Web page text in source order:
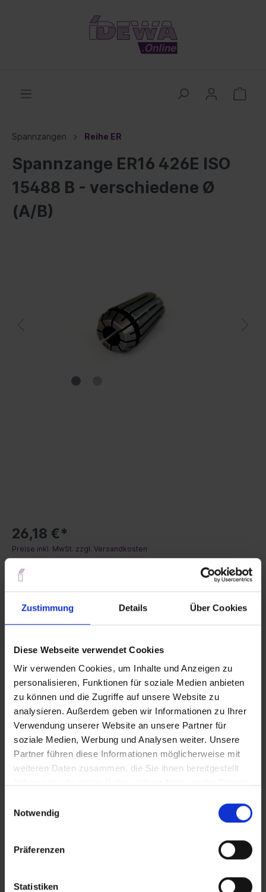
Zustimmung Details Über Cookies
Diese Webseite verwendet Cookies
Wir verwenden Cookies, um Inhalte und Anzeigen zu
personalisieren, Funktionen für soziale Medien anbieten
zu können und die Zugriffe auf unsere Website zu
analysieren. Außerdem geben wir Informationen zu Ihrer
Verwendung unserer Website an unsere Partner für
soziale Medien, Werbung und Analysen weiter. Unsere
Partner führen diese Informationen möglicherweise mit
weiteren Daten zusammen, die Sie ihnen bereitgestellt
Notwendig
Präferenzen
Statistiken
Spannzangen Reihe ER
Spannzange ER16 426E ISO
15488 B - verschiedene Ø
(A/B)
26,18 €*
Preise inkl. MwSt. zzgl. Versandkosten
Geringer Lagerbestand, Lieferzeit 2-5 Tage
Ausführung
Innendurchmesser (d)
1,0 mm 1,5 mm 2,0 mm 2,5 mm 3,0 mm
9,0 mm 10,0 mm
In den Warenkorb
Das Experten Team steht Ihnen gerne